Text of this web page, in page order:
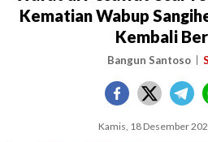
Kematian Wabup
Kembali
Bangun Santoso
Kamis, 18 Desember